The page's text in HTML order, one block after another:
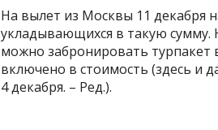
На вылет из Москвы 11 декабря
укладывающихся в такую сумму.
можно забронировать турпакет
включено в стоимость (здесь и
4 декабря. – Ред.).